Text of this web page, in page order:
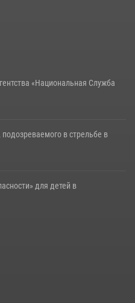
«Национальная Служба
в стрельбе в
для детей в